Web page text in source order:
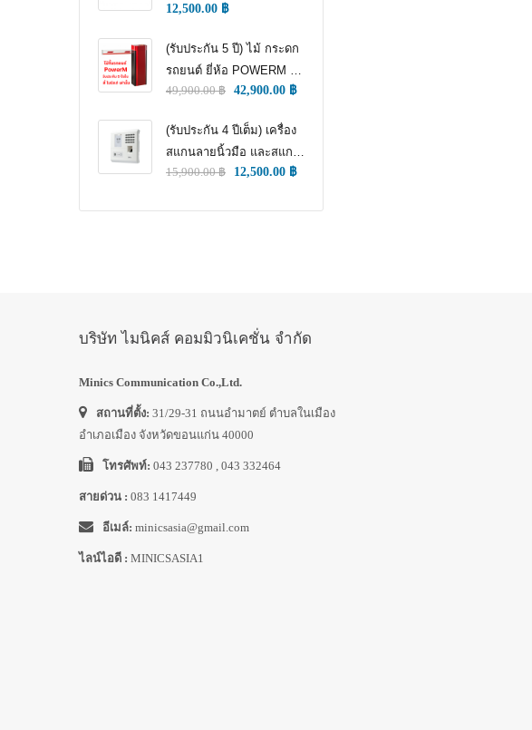
(ONE WAY TRAFFIC
ล้อ)
12,500.00 ฿
(รับประกัน 5 ปี) ไม้ กระดก
รถยนต์ ยี่ห้อ POWERM รุ่น
9000 ทนทานสูงที่สุด อึด
49,900.00฿ 42,900.00 ฿
(รับประกัน 4 ปีเต็ม) เครื่อง
สแกนลายนิ้วมือ และสแกน
ใบหน้า สำหรับลงเวลา
15,900.00฿ 12,500.00 ฿
บริษัท ไมนิคส์ คอมมิวนิเคชั่น จำกัด
Minics Communication Co.,Ltd.
สถานที่ตั้ง: 31/29-31 ถนนอำมาตย์ ตำบลในเมือง
อำเภอเมือง จังหวัดขอนแก่น 40000
โทรศัพท์: 043 237780 , 043 332464
สายด่วน : 083 1417449
อีเมล์: minicsasia@gmail.com
ไลน์ไอดี : MINICSASIA1